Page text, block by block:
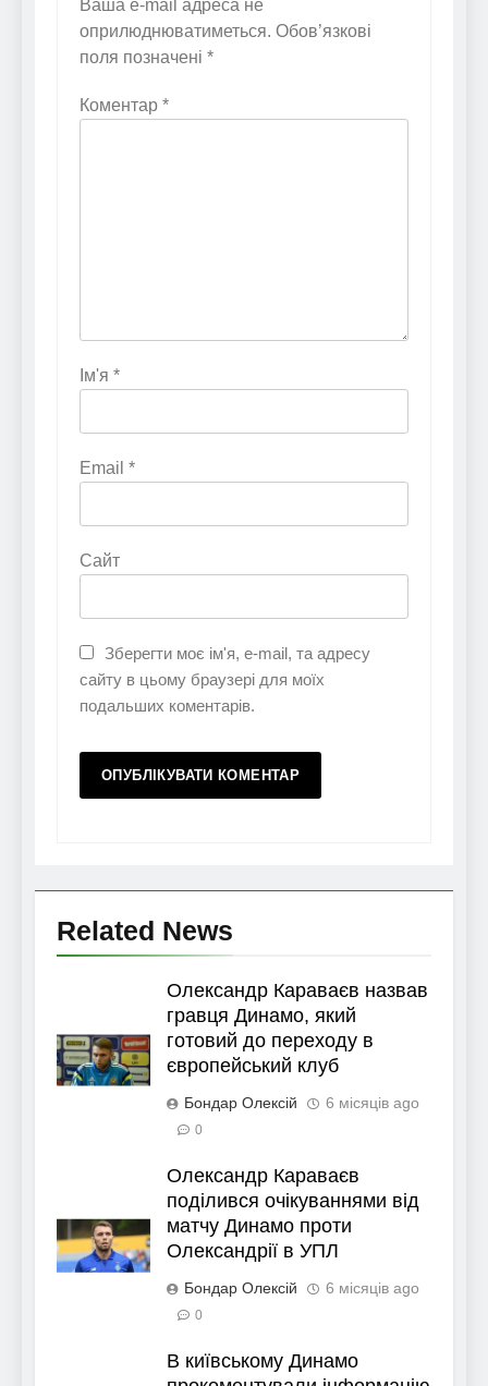
Ваша e-mail адреса не
оприлюднюватиметься. Обов’язкові
поля позначені *
Коментар *
Ім'я *
Email *
Сайт
Зберегти моє ім'я, e-mail, та адресу
сайту в цьому браузері для моїх
подальших коментарів.
Related News
Олександр Караваєв назвав
гравця Динамо, який
готовий до переходу в
європейський клуб
Бондар Олексій 6 місяців ago
0
Олександр Караваєв
поділився очікуваннями від
матчу Динамо проти
Олександрії в УПЛ
Бондар Олексій 6 місяців ago
0
В київському Динамо